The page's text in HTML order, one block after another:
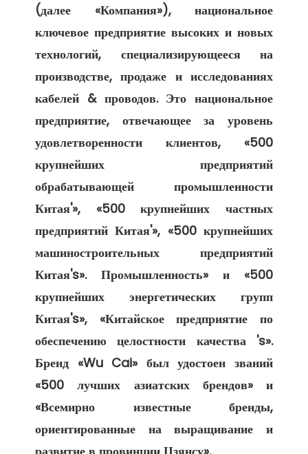
(далее «Компания»), национальное
ключевое предприятие высоких и новых
технологий, специализирующееся на
производстве, продаже и исследованиях
кабелей & проводов. Это национальное
предприятие, отвечающее за уровень
удовлетворенности клиентов, «500
крупнейших предприятий
обрабатывающей промышленности
Китая'», «500 крупнейших частных
предприятий Китая'», «500 крупнейших
машиностроительных предприятий
Китая's». Промышленность» и «500
крупнейших энергетических групп
Китая's», «Китайское предприятие по
обеспечению целостности качества 's».
Бренд «Wu Cai» был удостоен званий
«500 лучших азиатских брендов» и
«Всемирно известные бренды,
ориентированные на выращивание и